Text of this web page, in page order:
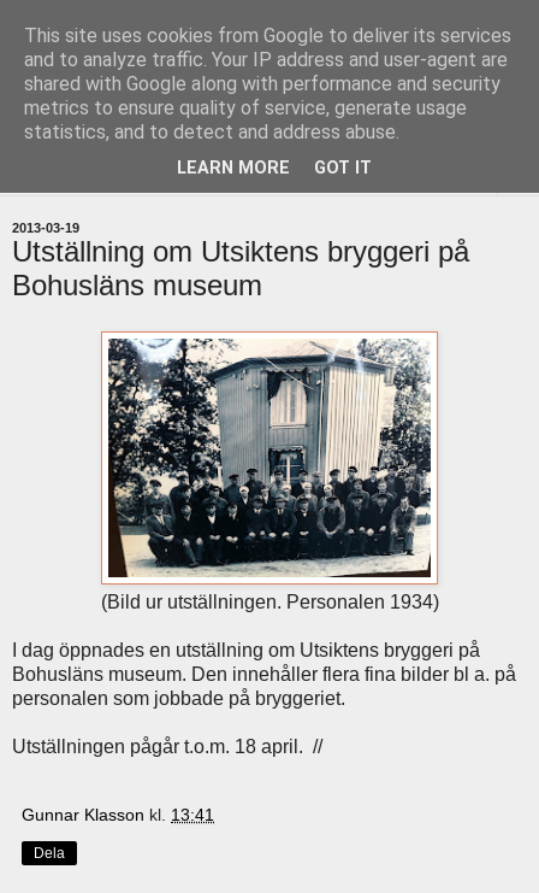
uddevallabloggen.se
med stort och smått från Uddevallas horisont
2013-03-19
Utställning om Utsiktens bryggeri på
Bohusläns museum
(Bild ur utställningen. Personalen 1934)
I dag öppnades en utställning om Utsiktens bryggeri på
Bohusläns museum. Den innehåller flera fina bilder bl a. på
personalen som jobbade på bryggeriet.
Utställningen pågår t.o.m. 18 april. //
Gunnar Klasson kl. 13:41
Dela
This site uses cookies from Google to deliver its services
and to analyze traffic. Your IP address and user-agent are
shared with Google along with performance and security
metrics to ensure quality of service, generate usage
statistics, and to detect and address abuse.
LEARN MORE GOT IT